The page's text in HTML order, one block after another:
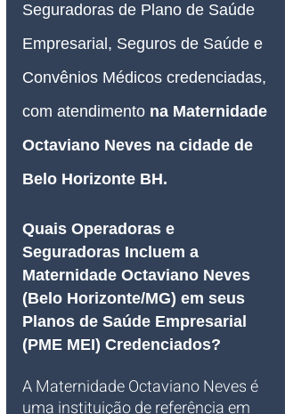
Seguradoras de Plano de Saúde
Empresarial, Seguros de Saúde e
Convênios Médicos credenciadas,
com atendimento na Maternidade
Octaviano Neves na cidade de
Belo Horizonte BH.
Quais Operadoras e
Seguradoras Incluem a
Maternidade Octaviano Neves
(Belo Horizonte/MG) em seus
Planos de Saúde Empresarial
(PME MEI) Credenciados?
A Maternidade Octaviano Neves é
uma instituição de referência em